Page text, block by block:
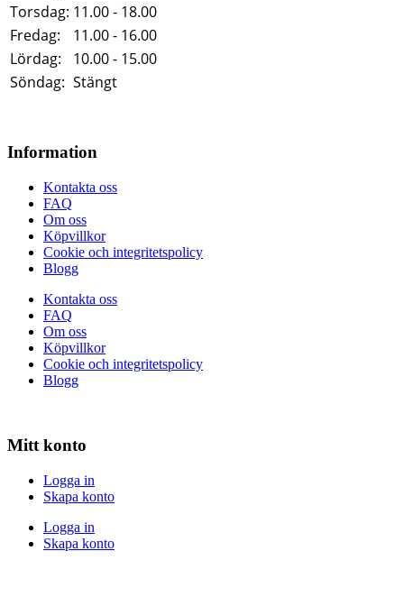
Torsdag: 11.00 - 18.00
Fredag:
11.00 - 16.00
Lördag:
10.00 - 15.00
Söndag: Stängt
Information
Kontakta oss
FAQ
Om oss
Köpvillkor
Cookie och integritetspolicy
Blogg
Kontakta oss
FAQ
Om oss
Köpvillkor
Cookie och integritetspolicy
Blogg
Mitt konto
Logga in
Skapa konto
Logga in
Skapa konto